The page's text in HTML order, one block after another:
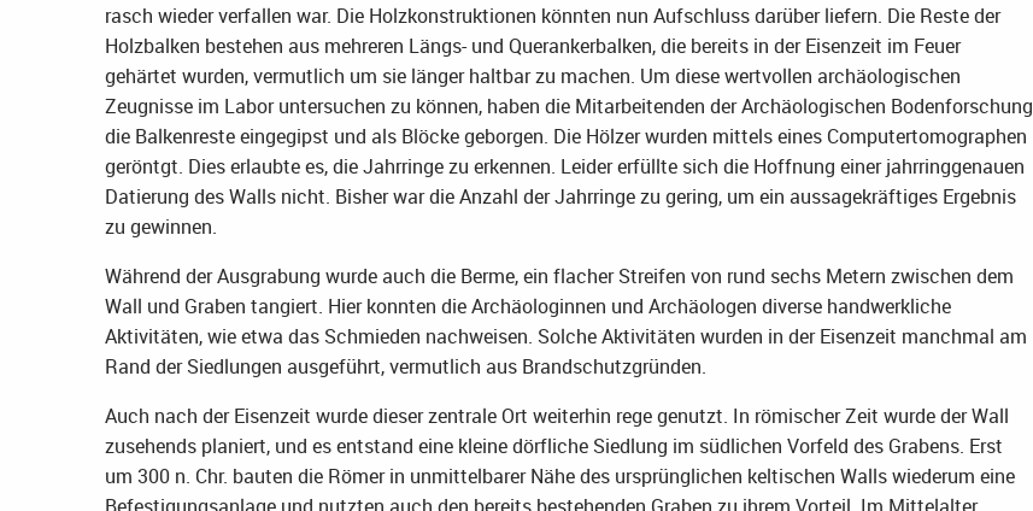
rasch wieder verfallen war. Die Holzkonstruktionen könnten nun Aufschluss darüber liefern. Die Reste der
Holzbalken bestehen aus mehreren Längs- und Querankerbalken, die bereits in der Eisenzeit im Feuer
gehärtet wurden, vermutlich um sie länger haltbar zu machen. Um diese wertvollen archäologischen
Zeugnisse im Labor untersuchen zu können, haben die Mitarbeitenden der Archäologischen Bodenforschung
die Balkenreste eingegipst und als Blöcke geborgen. Die Hölzer wurden mittels eines Computertomographen
geröntgt. Dies erlaubte es, die Jahrringe zu erkennen. Leider erfüllte sich die Hoffnung einer jahrringgenauen
Datierung des Walls nicht. Bisher war die Anzahl der Jahrringe zu gering, um ein aussagekräftiges Ergebnis
zu gewinnen.
Während der Ausgrabung wurde auch die Berme, ein flacher Streifen von rund sechs Metern zwischen dem
Wall und Graben tangiert. Hier konnten die Archäologinnen und Archäologen diverse handwerkliche
Aktivitäten, wie etwa das Schmieden nachweisen. Solche Aktivitäten wurden in der Eisenzeit manchmal am
Rand der Siedlungen ausgeführt, vermutlich aus Brandschutzgründen.
Auch nach der Eisenzeit wurde dieser zentrale Ort weiterhin rege genutzt. In römischer Zeit wurde der Wall
zusehends planiert, und es entstand eine kleine dörfliche Siedlung im südlichen Vorfeld des Grabens. Erst
um 300 n. Chr. bauten die Römer in unmittelbarer Nähe des ursprünglichen keltischen Walls wiederum eine